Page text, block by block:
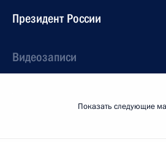
Президент России
Видеозаписи
Показать следующие